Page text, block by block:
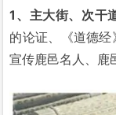
1、主大街、次干
的论证、《道德
宣传鹿邑名人、鹿